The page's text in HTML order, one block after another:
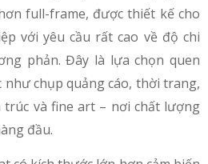
full-frame, được thiết kế cho
với yêu cầu rất cao về độ chi
phản. Đây là lựa chọn quen
chụp quảng cáo, thời trang,
trúc và fine art – nơi chất lượng
đầu.